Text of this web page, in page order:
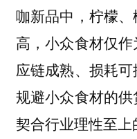
咖新品中，柠檬
高，小众食材仅
应链成熟、损耗
规避小众食材的供
契合行业理性至上